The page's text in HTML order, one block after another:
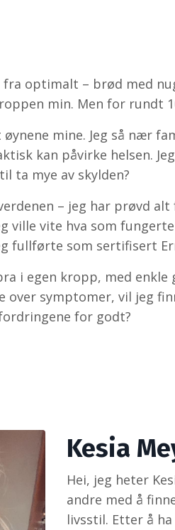
optimalt – brød med
min. Men for rundt
mine. Jeg så nær
kan påvirke helsen.
ta mye av skylden?
– jeg har prøvd
ville vite hva som
fullførte som sertifisert
i egen kropp, med
over symptomer, vil jeg
for godt?
Kesia
Hei, jeg heter
andre med å
livsstil. Etter å